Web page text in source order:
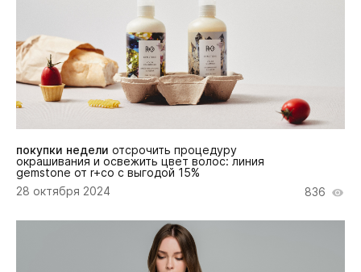
покупки недели отсрочить процедуру
окрашивания и освежить цвет волос: линия
gemstone от r+co с выгодой 15%
28 октября 2024
836